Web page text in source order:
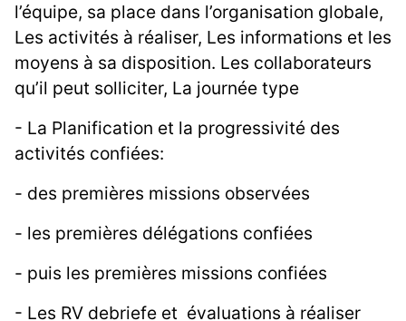
l’équipe, sa place dans l’organisation globale,
Les activités à réaliser, Les informations et les
moyens à sa disposition. Les collaborateurs
qu’il peut solliciter, La journée type
- La Planification et la progressivité des
activités confiées:
- des premières missions observées
- les premières délégations confiées
- puis les premières missions confiées
- Les RV debriefe et évaluations à réaliser